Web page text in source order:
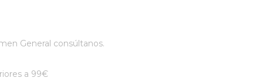
General consúltanos.
a 99€